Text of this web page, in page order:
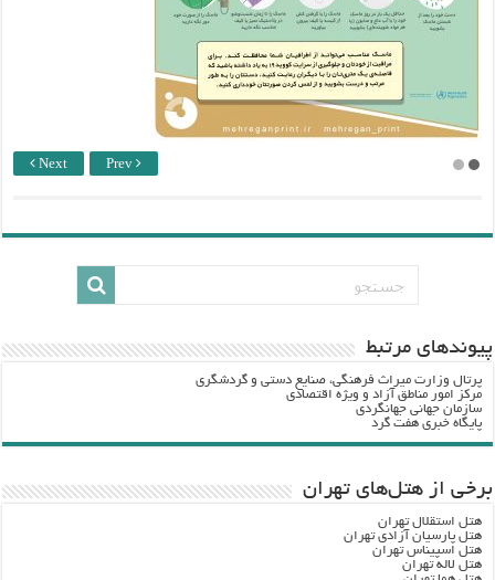
Next Prev
پيوندهاي مرتبط
پرتال وزارت ميراث فرهنگي، صنایع دستی و گردشگري
مرکز امور مناطق آزاد و ویژه اقتصادی
سازمان جهانی جهانگردی
پایگاه خبری هفت گرد
برخی از هتل‌های تهران
هتل استقلال تهران
هتل پارسیان آزادی تهران
هتل اسپیناس تهران
هتل لاله تهران